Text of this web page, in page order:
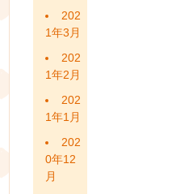
202
1年3月
202
1年2月
202
1年1月
202
0年12
月